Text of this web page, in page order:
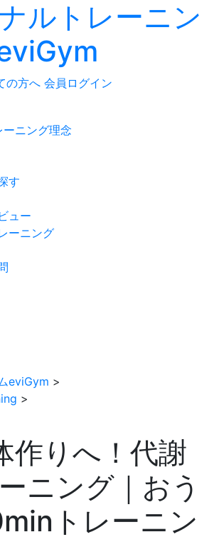
の方へ 会員ログイン
ニング理念
す
ュー
ーニング
eviGym >
>
作りへ！代謝
ニング｜おう
トレーニン